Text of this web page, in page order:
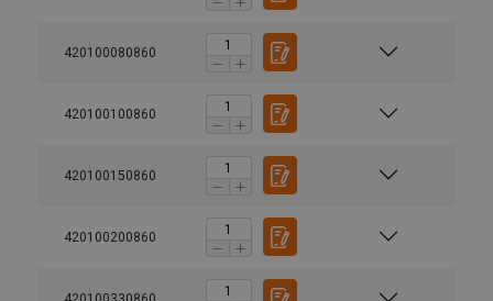
420100080860
420100100860
420100150860
420100200860